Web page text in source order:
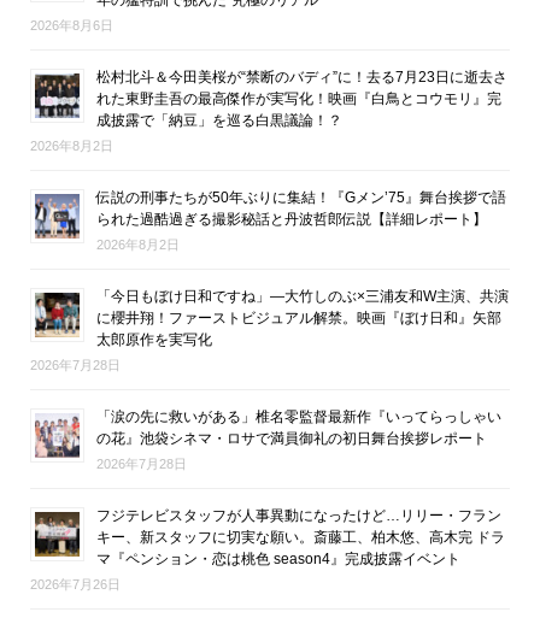
2026年8月6日
松村北斗＆今田美桜が“禁断のバディ”に！去る7月23日に逝去さ
れた東野圭吾の最高傑作が実写化！映画『白鳥とコウモリ』完
成披露で「納豆」を巡る白黒議論！？
2026年8月2日
伝説の刑事たちが50年ぶりに集結！『Gメン’75』舞台挨拶で語
られた過酷過ぎる撮影秘話と丹波哲郎伝説【詳細レポート】
2026年8月2日
「今日もぼけ日和ですね」―大竹しのぶ×三浦友和W主演、共演
に櫻井翔！ファーストビジュアル解禁。映画『ぼけ日和』矢部
太郎原作を実写化
2026年7月28日
「涙の先に救いがある」椎名零監督最新作『いってらっしゃい
の花』池袋シネマ・ロサで満員御礼の初日舞台挨拶レポート
2026年7月28日
フジテレビスタッフが人事異動になったけど…リリー・フラン
キー、新スタッフに切実な願い。斎藤工、柏木悠、高木完 ドラ
マ『ペンション・恋は桃色 season4』完成披露イベント
2026年7月26日